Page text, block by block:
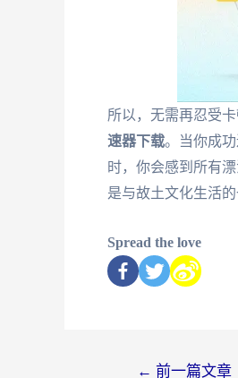
所以，无需再忍受
速器下载。当你成
时，你会感到所有
是与故土文化生活的
Spread the love
← 前一篇文章